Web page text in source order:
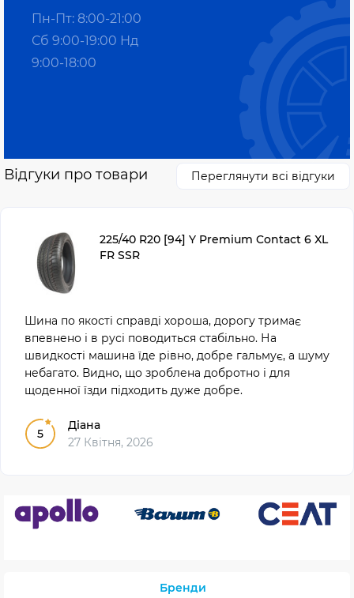
Пн-Пт: 8:00-21:00
Сб 9:00-19:00 Нд
9:00-18:00
Відгуки про товари Переглянути всі відгуки
225/40 R20 [94] Y Premium Contact 6 XL
FR SSR
Шина по якості справді хороша, дорогу тримає
впевнено і в русі поводиться стабільно. На
швидкості машина їде рівно, добре гальмує, а шуму
небагато. Видно, що зроблена добротно і для
щоденної їзди підходить дуже добре.
5
Діана
27 Квітня, 2026
Бренди